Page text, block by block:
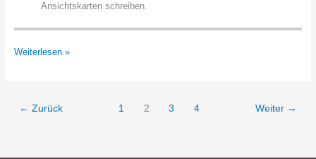
Ansichtskarten schreiben.
Sagehorn
Weiterlesen »
← Zurück 1 2 3 4 Weiter →